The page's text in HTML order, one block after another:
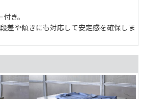
き。
差や傾きにも対応して安定感を確保しま